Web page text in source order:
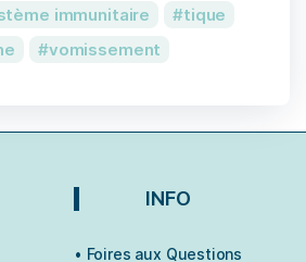
immunitaire
tique
vomissement
INFO
• Foires aux Questions